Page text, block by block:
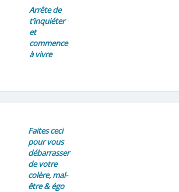
Arrête de
t’inquiéter
et
commence
à vivre
Faites ceci
pour vous
débarrasser
de votre
colère, mal-
être & égo